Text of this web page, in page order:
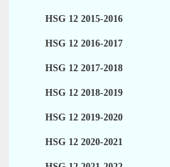
HSG 12 2015-2016
HSG 12 2016-2017
HSG 12 2017-2018
HSG 12 2018-2019
HSG 12 2019-2020
HSG 12 2020-2021